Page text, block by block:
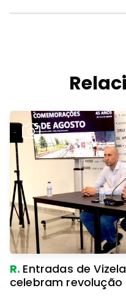
R. Entradas de
celebram